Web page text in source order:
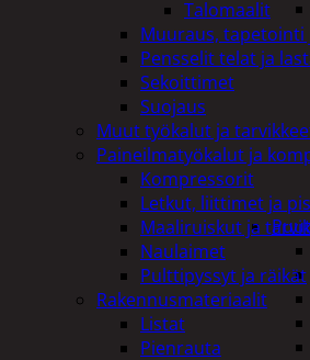
Talomaalit
Muuraus, tapetointi
Pensselit telat ja
Sekoittimet
Suojaus
Muut työkalut ja
Paineilmatyökalut ja
Kompressorit
Letkut, liittimet ja
Maaliruiskut ja
Naulaimet
Pulttipyssyt ja räikät
Rakennusmateriaalit
Listat
Pienrauta